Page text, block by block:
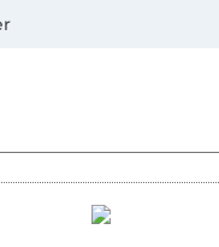
auf Rechnung,